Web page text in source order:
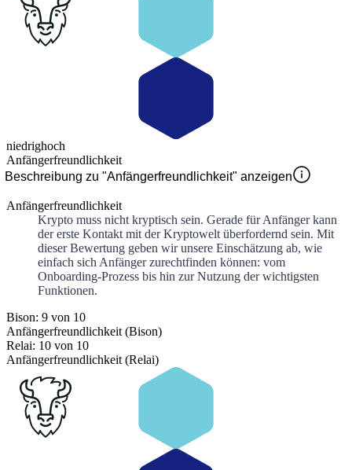
niedrighoch
Anfängerfreundlichkeit
Beschreibung zu "Anfängerfreundlichkeit" anzeigen
Anfängerfreundlichkeit
Krypto muss nicht kryptisch sein. Gerade für Anfänger kann
der erste Kontakt mit der Kryptowelt überfordernd sein. Mit
dieser Bewertung geben wir unsere Einschätzung ab, wie
einfach sich Anfänger zurechtfinden können: vom
Onboarding-Prozess bis hin zur Nutzung der wichtigsten
Funktionen.
Bison: 9 von 10
Anfängerfreundlichkeit (Bison)
Relai: 10 von 10
Anfängerfreundlichkeit (Relai)